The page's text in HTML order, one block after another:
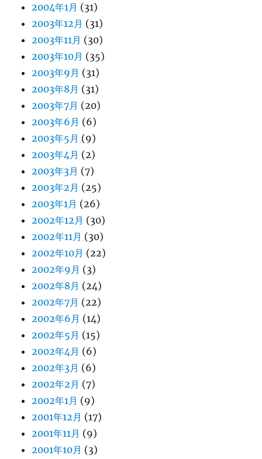
2004年1月 (31)
2003年12月 (31)
2003年11月 (30)
2003年10月 (35)
2003年9月 (31)
2003年8月 (31)
2003年7月 (20)
2003年6月 (6)
2003年5月 (9)
2003年4月 (2)
2003年3月 (7)
2003年2月 (25)
2003年1月 (26)
2002年12月 (30)
2002年11月 (30)
2002年10月 (22)
2002年9月 (3)
2002年8月 (24)
2002年7月 (22)
2002年6月 (14)
2002年5月 (15)
2002年4月 (6)
2002年3月 (6)
2002年2月 (7)
2002年1月 (9)
2001年12月 (17)
2001年11月 (9)
2001年10月 (3)